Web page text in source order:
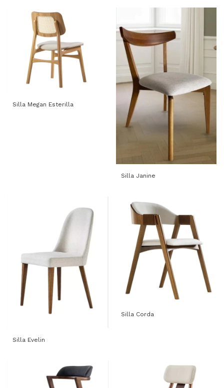
Silla Megan Esterilla
Silla Janine
Silla Evelin
Silla Corda